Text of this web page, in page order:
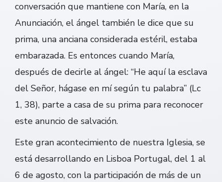
conversación que mantiene con María, en la
Anunciación, el ángel también le dice que su
prima, una anciana considerada estéril, estaba
embarazada. Es entonces cuando María,
después de decirle al ángel: “He aquí la esclava
del Señor, hágase en mí según tu palabra” (Lc
1, 38), parte a casa de su prima para reconocer
este anuncio de salvación.
Este gran acontecimiento de nuestra Iglesia, se
está desarrollando en Lisboa Portugal, del 1 al
6 de agosto, con la participación de más de un